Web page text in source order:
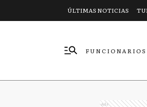
ÚLTIMAS NOTICIAS
FUNCIONARIOS
Ads